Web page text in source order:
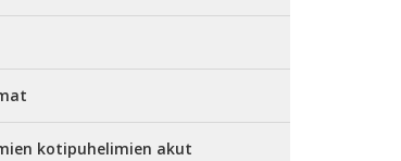
kotipuhelimien akut